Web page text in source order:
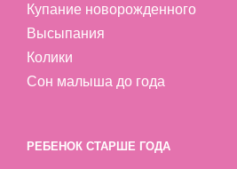
Купание новорожденного
Высыпания
Колики
Сон малыша до года
РЕБЕНОК СТАРШЕ ГОДА